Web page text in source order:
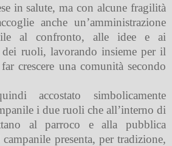
in salute, ma con alcune fragilità
anche un’amministrazione
al confronto, alle idee e ai
ruoli, lavorando insieme per il
crescere una comunità secondo
accostato simbolicamente
i due ruoli che all’interno di
al parroco e alla pubblica
presenta, per tradizione,